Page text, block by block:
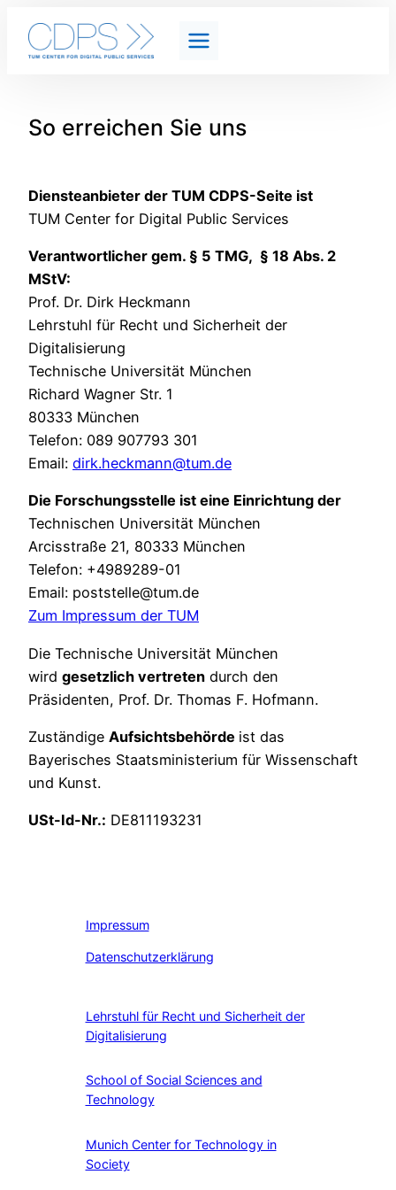
So erreichen Sie uns
Diensteanbieter der TUM CDPS-Seite ist
TUM Center for Digital Public Services
Verantwortlicher gem. § 5 TMG, § 18 Abs. 2
MStV:
Prof. Dr. Dirk Heckmann
Lehrstuhl für Recht und Sicherheit der
Digitalisierung
Technische Universität München
Richard Wagner Str. 1
80333 München
Telefon: 089 907793 301
Email: dirk.heckmann@tum.de
Die Forschungsstelle ist eine Einrichtung der
Technischen Universität München
Arcisstraße 21, 80333 München
Telefon: +4989289-01
Email: poststelle@tum.de
Zum Impressum der TUM
Die Technische Universität München
wird gesetzlich vertreten durch den
Präsidenten, Prof. Dr. Thomas F. Hofmann.
Zuständige Aufsichtsbehörde ist das
Bayerisches Staatsministerium für Wissenschaft
und Kunst.
USt-Id-Nr.: DE811193231
Impressum
Datenschutzerklärung
Lehrstuhl für Recht und Sicherheit der
Digitalisierung
School of Social Sciences and
Technology
Munich Center for Technology in
Society